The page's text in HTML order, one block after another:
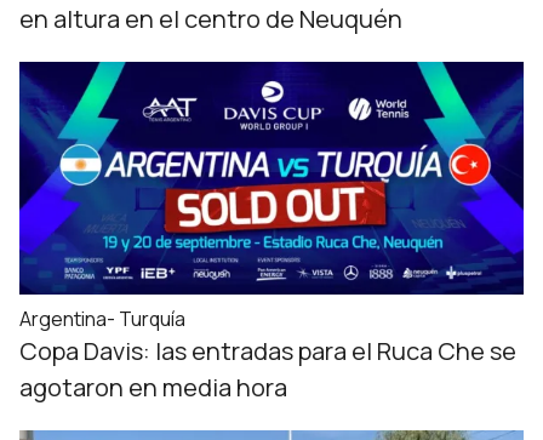
en altura en el centro de Neuquén
Argentina- Turquía
Copa Davis: las entradas para el Ruca Che se
agotaron en media hora